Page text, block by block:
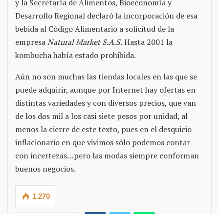
y la Secretaría de Alimentos, Bioeconomía y
Desarrollo Regional declaró la incorporación de esa
bebida al Código Alimentario a solicitud de la
empresaNatural Market S.A.S.Hasta 2001 la
kombucha había estado prohibida.
Aún no son muchas las tiendas locales en las que se
puede adquirir, aunque por Internet hay ofertas en
distintas variedades y con diversos precios, que van
de los dos mil a los casi siete pesos por unidad, al
menos la cierre de este texto, pues en el desquicio
inflacionario en que vivimos sólo podemos contar
con incertezas…pero las modas siempre conforman
buenos negocios.
1.270